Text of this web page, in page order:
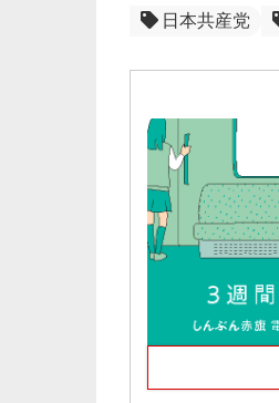
日本共産党